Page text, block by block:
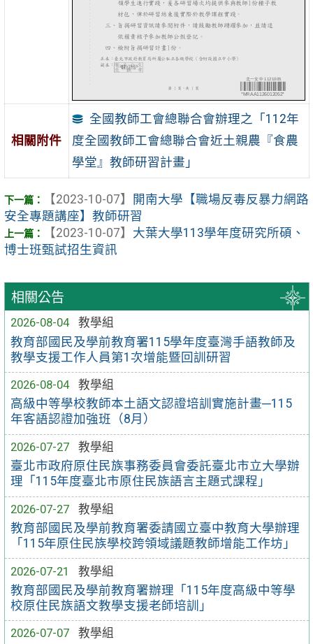
相關公告
2026-08-04
教學組
教育部國民及學前教育署115學年度臺灣手語教師及
教學支援工作人員第1次增能暨回訓研習
2026-08-04
教學組
高級中等學校教師本土語文認證培訓實施計畫─115
年客語認證加強班（8月）
2026-07-27
教學組
臺北市政府原住民族事務委員會委託臺北市立大學辦
理「115年度臺北市原住民族語言主題式課程」
2026-07-27
教學組
教育部國民及學前教育署委請國立臺中教育大學辦理
「115年原住民族學校跨領域議題教師增能工作坊」
2026-07-21
教學組
教育部國民及學前教育署辦理「115年度高級中等學
校原住民族語文教學支援老師培訓」
2026-07-07
教學組
相關附件
全國教師工會總聯合會辦理之「112年
度全國教師工會總聯合會近土親農『食農
學堂』教師研習計畫」
【2023-10-07】
開南大學【職場反毒反暴力網路
安全專題講座】教師研習
【2023-10-07】 大葉大學113學年度研究所碩、
博士班甄試招生資訊